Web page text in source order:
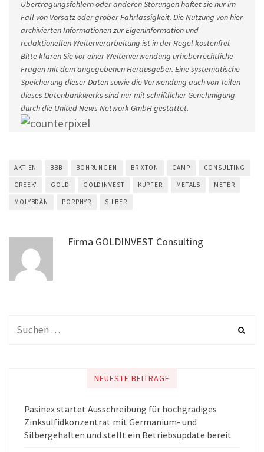
Übertragungsfehlern oder anderen Störungen haftet sie nur im
Fall von Vorsatz oder grober Fahrlässigkeit. Die Nutzung von hier
archivierten Informationen zur Eigeninformation und
redaktionellen Weiterverarbeitung ist in der Regel kostenfrei.
Bitte klären Sie vor einer Weiterverwendung urheberrechtliche
Fragen mit dem angegebenen Herausgeber. Eine systematische
Speicherung dieser Daten sowie die Verwendung auch von Teilen
dieses Datenbankwerks sind nur mit schriftlicher Genehmigung
durch die United News Network GmbH gestattet.
AKTIEN BBB BOHRUNGEN BRIXTON CAMP CONSULTING
CREEK' GOLD GOLDINVEST KUPFER METALS METER
MOLYBDÄN PORPHYR SILBER
Firma GOLDINVEST Consulting
NEUESTE BEITRÄGE
Pasinex startet Ausschreibung für hochgradiges
Zinksulfidkonzentrat mit Germanium- und
Silbergehalten und stellt ein Betriebsupdate bereit